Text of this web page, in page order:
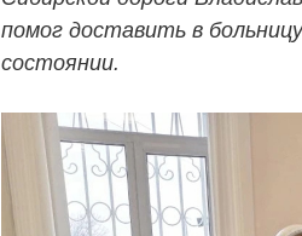
помог доставить в
состоянии.